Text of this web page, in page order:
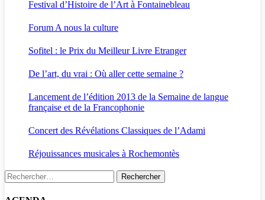
Festival d’Histoire de l’Art à Fontainebleau
Forum A nous la culture
Sofitel : le Prix du Meilleur Livre Etranger
De l’art, du vrai : Où aller cette semaine ?
Lancement de l’édition 2013 de la Semaine de langue
française et de la Francophonie
Concert des Révélations Classiques de l’Adami
Réjouissances musicales à Rochemontès
Rechercher :